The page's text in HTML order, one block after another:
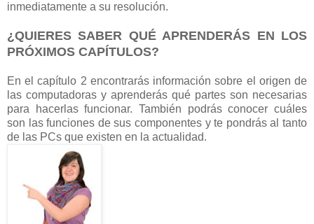
inmediatamente a su resolución.
¿QUIERES SABER QUÉ APRENDERÁS EN LOS
PRÓXIMOS CAPÍTULOS?
En el capítulo 2 encontrarás información sobre el origen de
las computadoras y aprenderás qué partes son necesarias
para hacerlas funcionar. También podrás conocer cuáles
son las funciones de sus componentes y te pondrás al tanto
de las PCs que existen en la actualidad.